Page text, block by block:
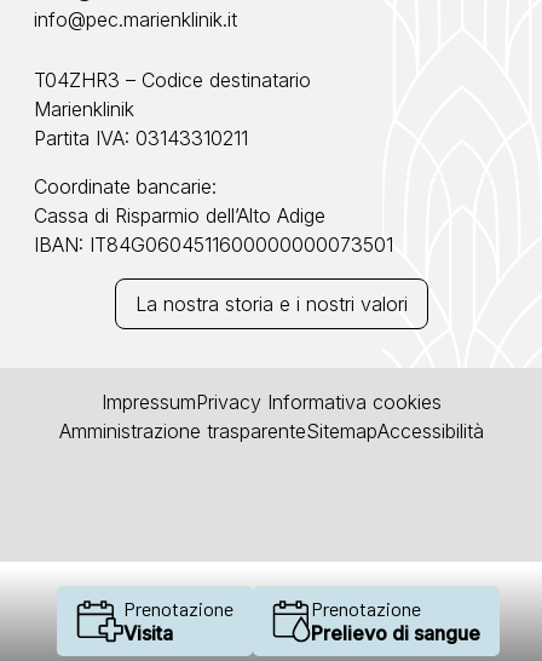
info@pec.marienklinik.it
T04ZHR3 – Codice destinatario
Marienklinik
Partita IVA: 03143310211
Coordinate bancarie:
Cassa di Risparmio dell’Alto Adige
IBAN: IT84G0604511600000000073501
La nostra storia e i nostri valori
ImpressumPrivacyInformativa cookies
Amministrazione trasparenteSitemapAccessibilità
Prenotazione
Visita
Prenotazione
Prelievo di sangue